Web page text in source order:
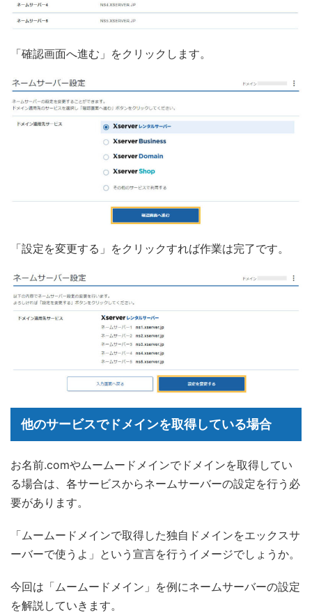
「確認画面へ進む」をクリックします。
「設定を変更する」をクリックすれば作業は完了です。
他のサービスでドメインを取得している場合
お名前.comやムームードメインでドメインを取得してい
る場合は、各サービスからネームサーバーの設定を行う必
要があります。
「ムームードメインで取得した独自ドメインをエックスサ
ーバーで使うよ」という宣言を行うイメージでしょうか。
今回は「ムームードメイン」を例にネームサーバーの設定
を解説していきます。